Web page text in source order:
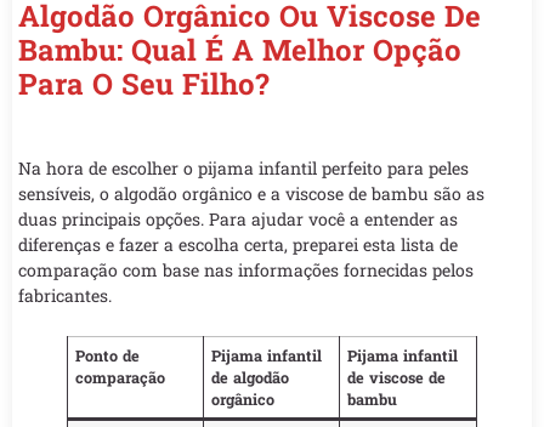
Algodão Orgânico Ou Viscose De
Bambu: Qual É A Melhor Opção
Para O Seu Filho?
Na hora de escolher o pijama infantil perfeito para peles
sensíveis, o algodão orgânico e a viscose de bambu são as
duas principais opções. Para ajudar você a entender as
diferenças e fazer a escolha certa, preparei esta lista de
comparação com base nas informações fornecidas pelos
fabricantes.
Ponto de
comparação
Pijama infantil
de algodão
orgânico
Pijama infantil
de viscose de
bambu